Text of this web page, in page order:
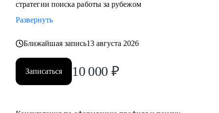
адаптация резюме под конкретную позицию, принципы
работы с джоб бордами, понимание уровня зарплат.
компанией (включая обсуждение зарплаты).
Кому могу помочь:
• Всем специалистам в сфере ИТ и маркетинга, кто хочет
стратегии поиска работы за рубежом
Развернуть
Ближайшая запись13 августа 2026
Записаться 10 000 ₽